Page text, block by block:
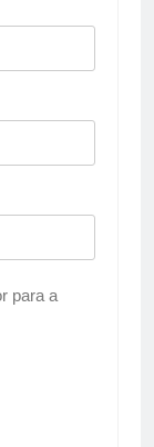
para a